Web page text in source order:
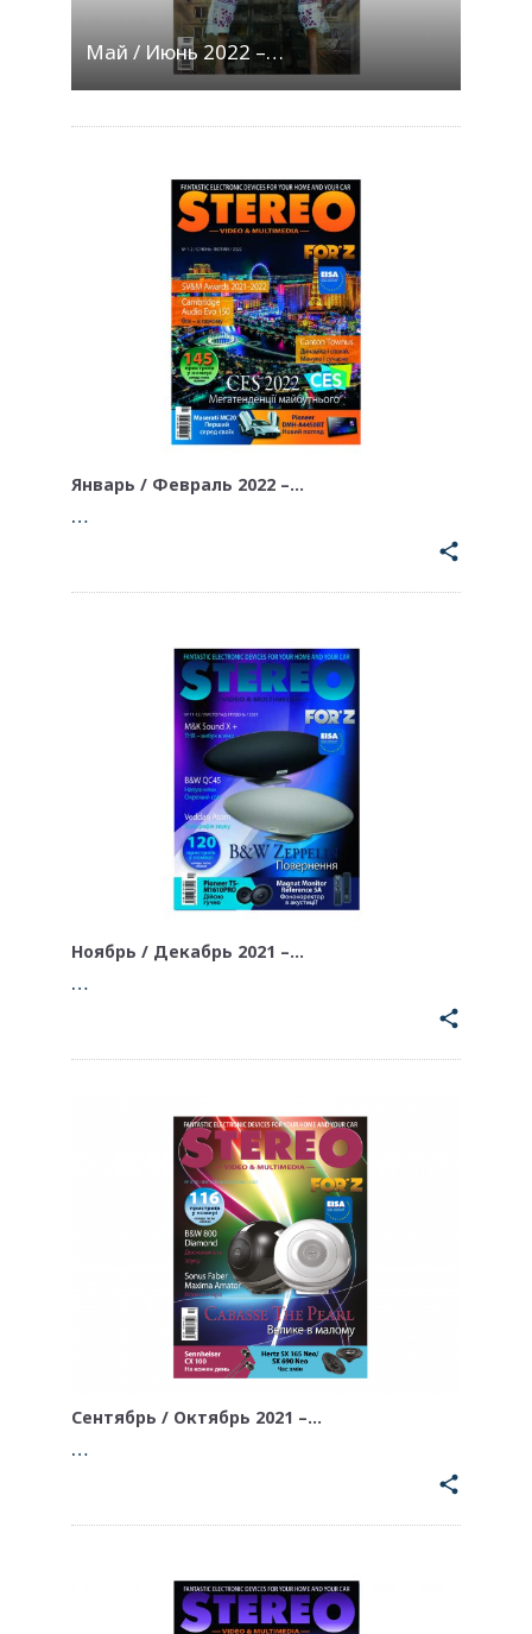
Май / Июнь 2022 –…
Январь / Февраль 2022 –…
…
share
Ноябрь / Декабрь 2021 –…
…
share
Сентябрь / Октябрь 2021 –…
…
share